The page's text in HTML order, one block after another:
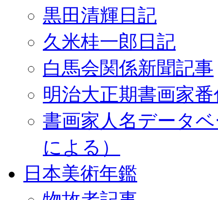
黒田清輝日記
久米桂一郎日記
白馬会関係新聞記事
明治大正期書画家
書画家人名データ
による）
日本美術年鑑